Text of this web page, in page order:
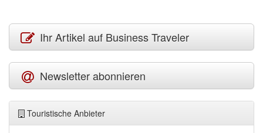
Ihr Artikel auf Business Traveler
Newsletter abonnieren
Touristische Anbieter